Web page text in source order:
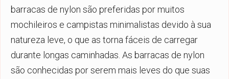
barracas de nylon são preferidas por muitos
mochileiros e campistas minimalistas devido à sua
natureza leve, o que as torna fáceis de carregar
durante longas caminhadas. As barracas de nylon
são conhecidas por serem mais leves do que suas